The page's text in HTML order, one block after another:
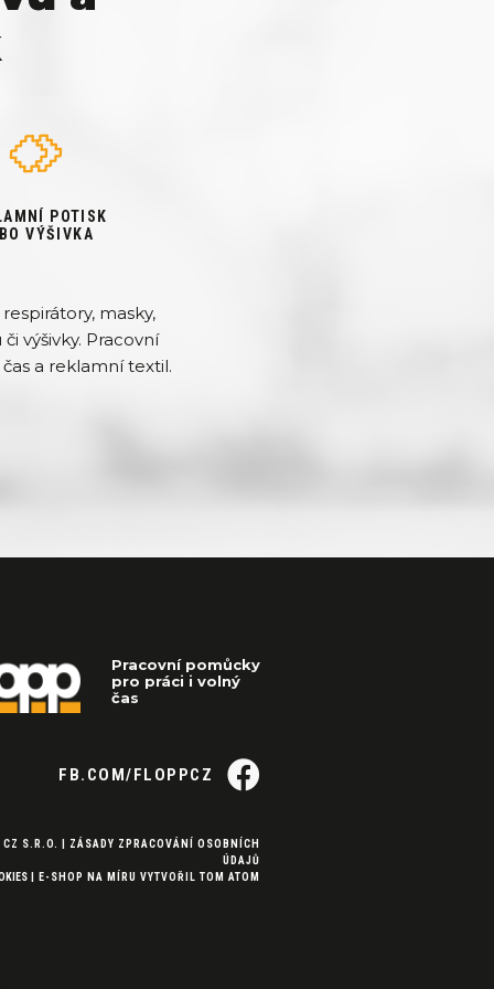
POTISK
VÝŠIVKA
masky,
výšivky. Pracovní
a reklamní textil.
Pracovní pomůcky
pro práci i volný
čas
FB.COM/FLOPPCZ
S.R.O. | ZÁSADY ZPRACOVÁNÍ OSOBNÍCH
ÚDAJŮ
E-SHOP NA MÍRU VYTVOŘIL TOM ATOM